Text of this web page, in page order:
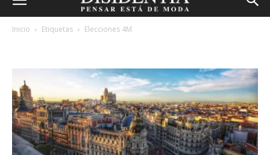
Inicio Etiquetas Elecciones 4M